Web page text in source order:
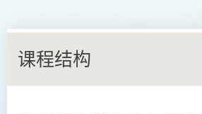
课程结构